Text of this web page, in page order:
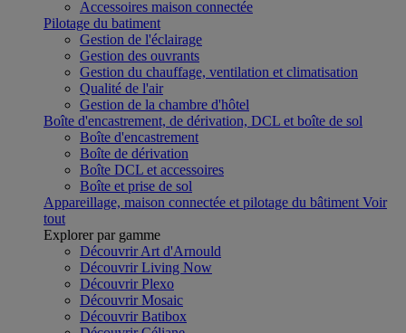
Accessoires maison connectée
Pilotage du batiment
Gestion de l'éclairage
Gestion des ouvrants
Gestion du chauffage, ventilation et climatisation
Qualité de l'air
Gestion de la chambre d'hôtel
Boîte d'encastrement, de dérivation, DCL et boîte de sol
Boîte d'encastrement
Boîte de dérivation
Boîte DCL et accessoires
Boîte et prise de sol
Appareillage, maison connectée et pilotage du bâtiment Voir
tout
Explorer par gamme
Découvrir Art d'Arnould
Découvrir Living Now
Découvrir Plexo
Découvrir Mosaic
Découvrir Batibox